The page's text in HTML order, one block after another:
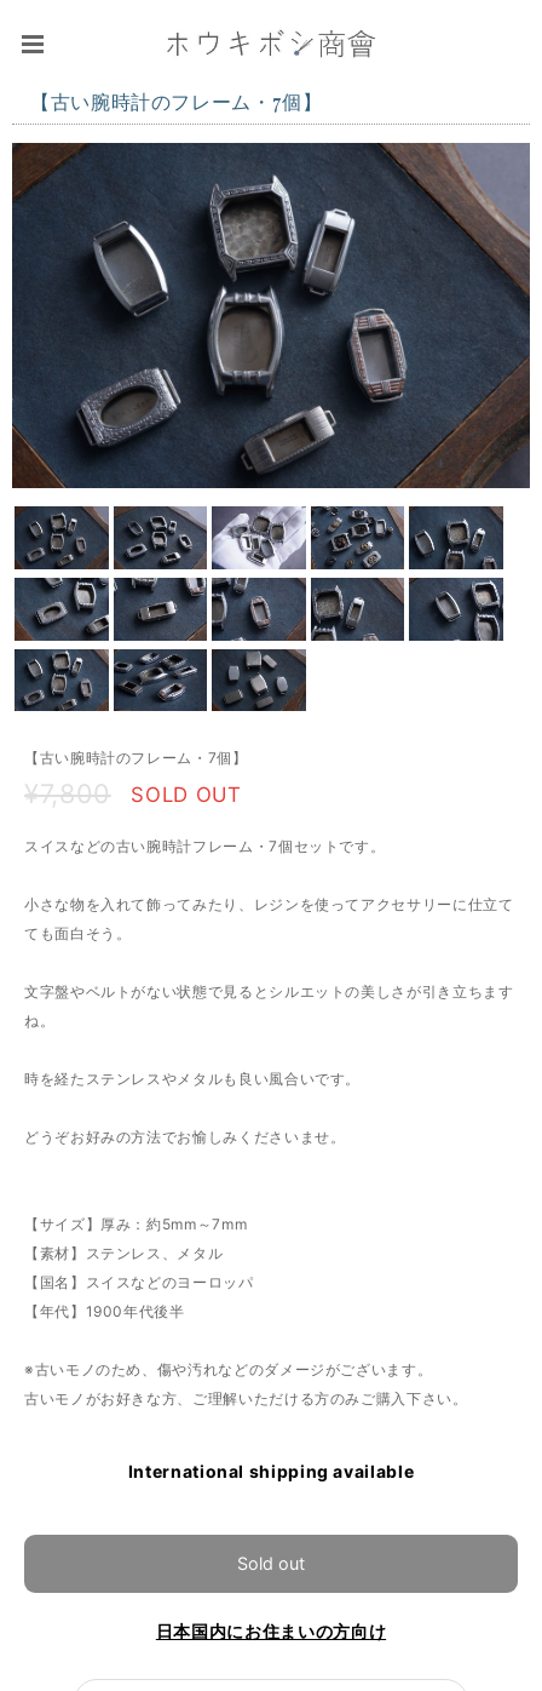
【古い腕時計のフレーム・7個】
【古い腕時計のフレーム・7個】
¥7,800 SOLD OUT
スイスなどの古い腕時計フレーム・7個セットです。
小さな物を入れて飾ってみたり、レジンを使ってアクセサリーに仕立て
ても面白そう。
文字盤やベルトがない状態で見るとシルエットの美しさが引き立ちます
ね。
時を経たステンレスやメタルも良い風合いです。
どうぞお好みの方法でお愉しみくださいませ。
【サイズ】厚み：約5mm～7mm
【素材】ステンレス、メタル
【国名】スイスなどのヨーロッパ
【年代】1900年代後半
※古いモノのため、傷や汚れなどのダメージがございます。
古いモノがお好きな方、ご理解いただける方のみご購入下さい。
International shipping available
Sold out
日本国内にお住まいの方向け